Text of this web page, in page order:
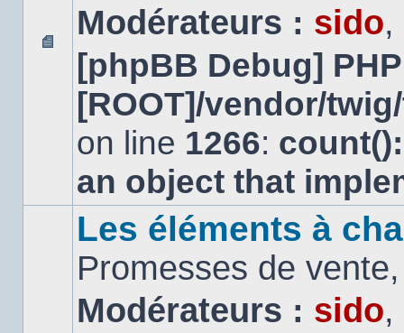
Aucun
message
non
Modérateurs : sido,
[phpBB Debug]
[ROOT]/vendor/
on line 1266:
an object that
Les éléments à
Promesses de
Modérateurs : sido,